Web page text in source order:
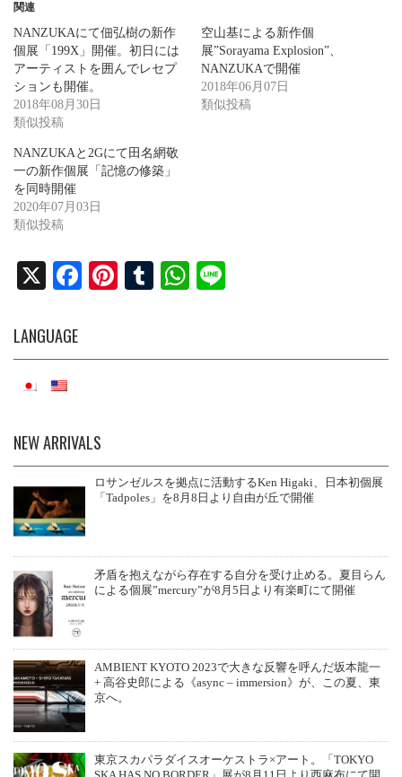
関連
NANZUKAにて佃弘樹の新作
個展「199X」開催。初日には
アーティストを囲んでレセプ
ションも開催。
2018年08月30日
類似投稿
空山基による新作個
展”Sorayama Explosion”、
NANZUKAで開催
2018年06月07日
類似投稿
NANZUKAと2Gにて田名網敬
一の新作個展「記憶の修築」
を同時開催
2020年07月03日
類似投稿
X
Fa
ok
Pi
es
T
bl
W
A
LANGUAGE
NEW ARRIVALS
ロサンゼルスを拠点に活動するKen Higaki、日本初個展
「Tadpoles」を8月8日より自由が丘で開催
矛盾を抱えながら存在する自分を受け止める。夏目らん
による個展”mercury”が8月5日より有楽町にて開催
AMBIENT KYOTO 2023で大きな反響を呼んだ坂本龍一
+ 高谷史郎による《async – immersion》が、この夏、東
京へ。
東京スカパラダイスオーケストラ×アート。「TOKYO